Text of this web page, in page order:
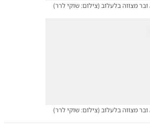
ובר מצווה בלעלוב(צילום: שוקי לרר)
ובר מצווה בלעלוב(צילום: שוקי לרר)